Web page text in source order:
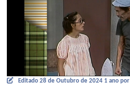
Editado 28 de Outubro de 2024 1 ano